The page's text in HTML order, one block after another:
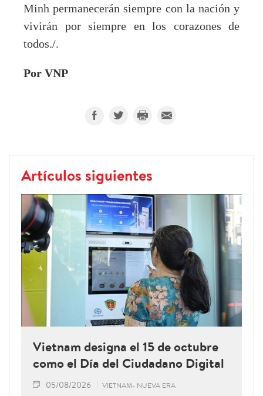
Minh permanecerán siempre con la nación y
vivirán por siempre en los corazones de
todos./.
Por VNP
Artículos siguientes
Vietnam designa el 15 de octubre
como el Día del Ciudadano Digital
05/08/2026 VIETNAM- NUEVA ERA